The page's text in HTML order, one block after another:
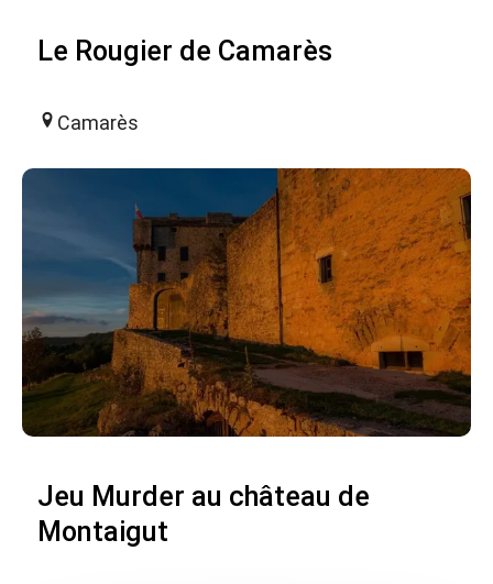
Le Rougier de Camarès
Camarès
Jeu Murder au château de
Montaigut